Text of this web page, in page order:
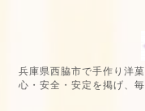
兵庫県西脇市で手作り洋
心・安全・安定を掲げ、